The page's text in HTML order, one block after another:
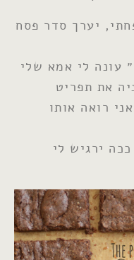
יערך סדר פסח
עונה לי אמא שלי
את תפריט
רואה אותו
ירגיש לי